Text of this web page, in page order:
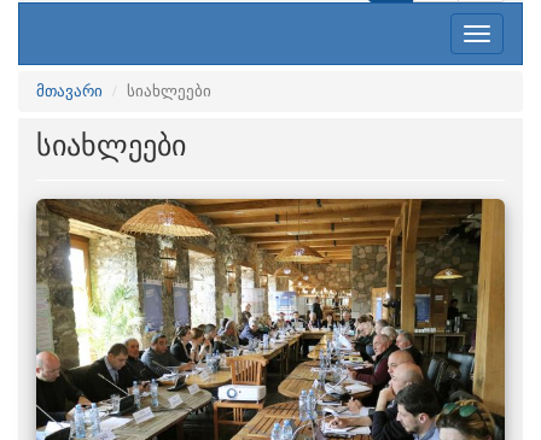
Toggle
navigation
მთავარი სიახლეები
სიახლეები